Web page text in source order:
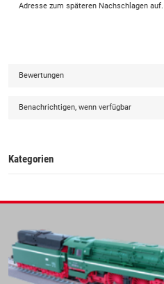
Adresse zum späteren Nachschlagen auf.
Bewertungen
Benachrichtigen, wenn verfügbar
Kategorien